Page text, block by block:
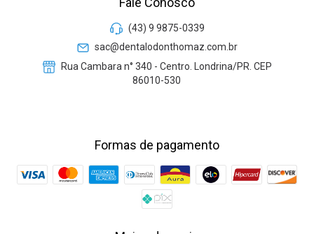
(43) 9 9875-0339
sac@dentalodonthomaz.com.br
Rua Cambara n° 340 - Centro. Londrina/PR. CEP
86010-530
Formas de pagamento